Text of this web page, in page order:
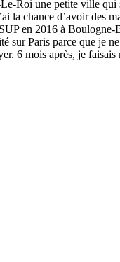
Roi une petite ville qui
la chance d’avoir des
en 2016 à
sur Paris parce que je
6 mois après, je